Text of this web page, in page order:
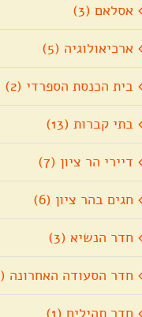
אסלאם (3)
ארכיאולוגיה (5)
בית הכנסת הספרדי (2)
בתי קברות (13)
דיירי הר ציון (7)
חגים בהר ציון (6)
חדר הנשיא (3)
חדר הסעודה האחרונה (14)